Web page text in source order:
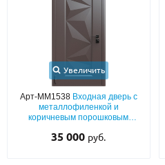
Увеличить
Арт-ММ1538 Входная дверь с
металлофиленкой и
коричневым порошковым
35 000 руб.